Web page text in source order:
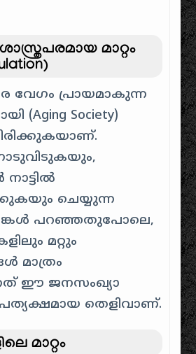
മാറ്റം
വേഗം പ്രായമാകുന്ന
(Aging Society)
ചെയ്യുന്ന
പറഞ്ഞതുപോലെ,
മറ്റും
മാത്രം
ഈ ജനസംഖ്യാ
പ്രത്യക്ഷമായ തെളിവാണ്.
മാറ്റം